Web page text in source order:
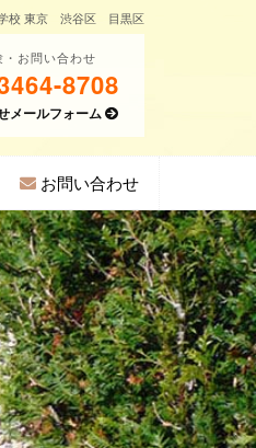
学校 東京 渋谷区 目黒区
・お問い合わせ
8708
メールフォーム
お問い合わせ